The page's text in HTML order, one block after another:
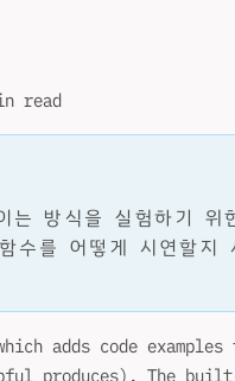
read
는 방식을 실험하기 위
를 어떻게 시연할지
adds code examples
produces). The